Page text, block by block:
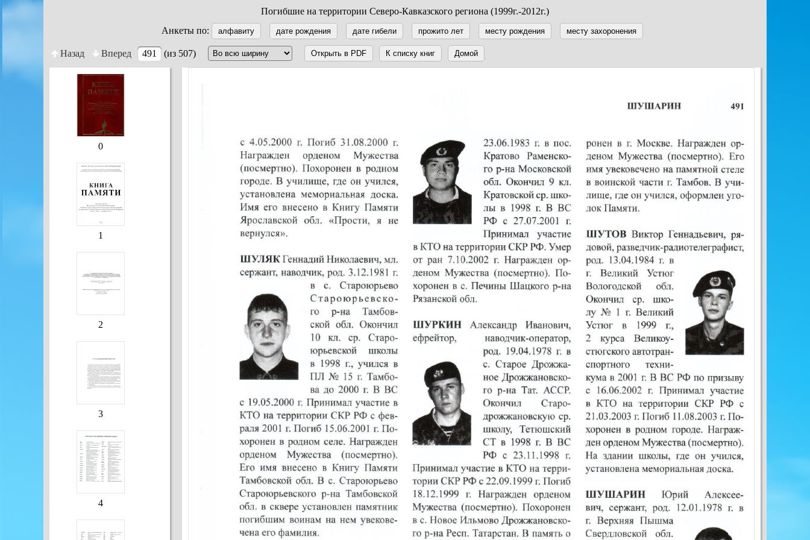
Погибшие на территории Северо-Кавказского региона (1999г.-2012г.)
Анкеты по:
алфавиту дате рождения дате гибели прожито лет месту рождения месту захоронения
Назад Вперед 491 (из 507) Открыть в PDF К списку книг Домой
0
1
2
3
4